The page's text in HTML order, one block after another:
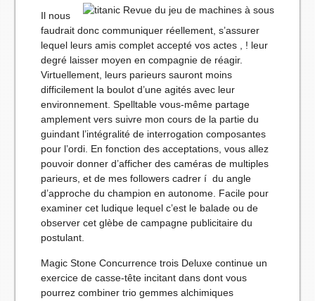
Il nous
faudrait donc communiquer réellement, s’assurer
lequel leurs amis complet accepté vos actes , ! leur
degré laisser moyen en compagnie de réagir.
Virtuellement, leurs parieurs sauront moins
difficilement la boulot d’une agités avec leur
environnement. Spelltable vous-même partage
amplement vers suivre mon cours de la partie du
guindant l’intégralité de interrogation composantes
pour l’ordi. En fonction des acceptations, vous allez
pouvoir donner d’afficher des caméras de multiples
parieurs, et de mes followers cadrer í du angle
d’approche du champion en autonome. Facile pour
examiner cet ludique lequel c’est le balade ou de
observer cet glèbe de campagne publicitaire du
postulant.
Magic Stone Concurrence trois Deluxe continue un
exercice de casse-tête incitant dans dont vous
pourrez combiner trio gemmes alchimiques